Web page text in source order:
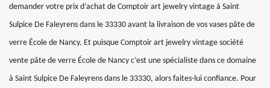
demander votre prix d’achat de Comptoir art jewelry vintage à Saint
Sulpice De Faleyrens dans le 33330 avant la livraison de vos vases pâte de
verre École de Nancy. Et puisque Comptoir art jewelry vintage société
vente pâte de verre École de Nancy c’est une spécialiste dans ce domaine
à Saint Sulpice De Faleyrens dans le 33330, alors faites-lui confiance. Pour